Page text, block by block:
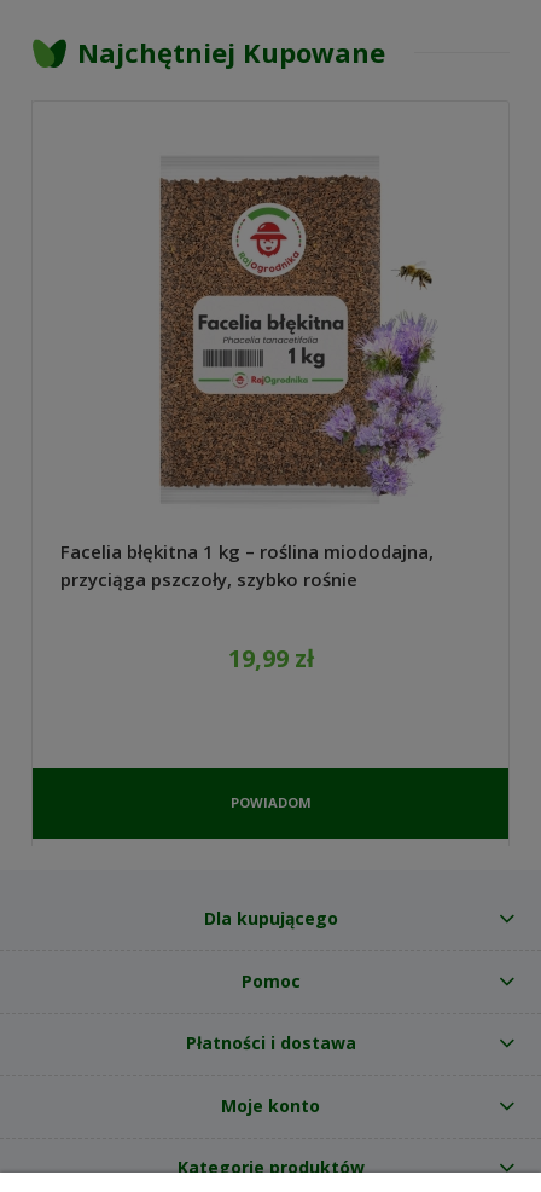
Najchętniej Kupowane
Facelia błękitna 1 kg – roślina miododajna,
przyciąga pszczoły, szybko rośnie
19,99 zł
POWIADOM
DOSTĘPNOŚCI
Dla kupującego
Pomoc
Płatności i dostawa
Moje konto
Kategorie produktów